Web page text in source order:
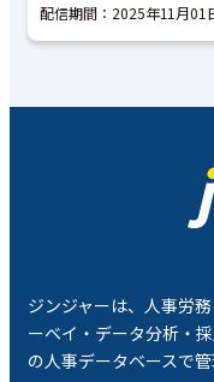
配信期間： 2025年11月01
ジンジャーは、人事労
ーベイ・データ分析・
の人事データベースで